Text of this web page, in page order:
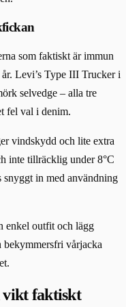
som faktiskt är immun
Levi’s Type III Trucker i
selvedge – alla tre
fel val i denim.
vindskydd och lite extra
inte tillräcklig under 8°C
snyggt in med användning
enkel outfit och lägg
bekymmersfri vårjacka
vikt faktiskt